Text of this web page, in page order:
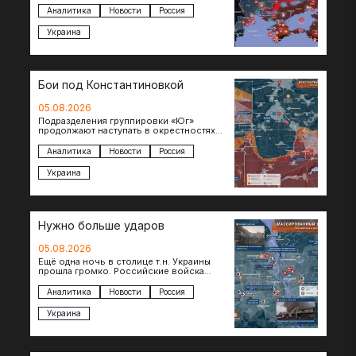
Днепропетровской областях. Под…
Аналитика Новости Россия
Украина
Бои под Константиновкой
05.08.2026
Подразделения группировки «Юг»
продолжают наступать в окрестностях
города. Пока на восточном фланге идут
ожесточенные бои за окраины…
Аналитика Новости Россия
Украина
Нужно больше ударов
05.08.2026
Ещё одна ночь в столице т.н. Украины
прошла громко. Российские войска
объекты и предприятия в Киеве и
окрестностях….
Аналитика Новости Россия
Украина